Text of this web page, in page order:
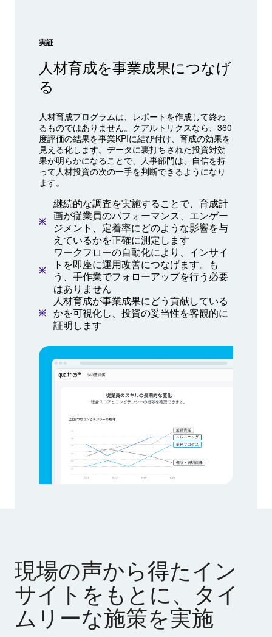
実証
人材育成を事業成果につなげ
る
人材育成プログラムは、レポートを作成して終わ
るものではありません。クアルトリクスなら、360
度評価の結果を事業KPIに結び付け、育成の効果を
見える化します。データに裏打ちされた投資対効
果が明らかになることで、人事部門は、自信を持
って人材投資の次の一手を判断できるようになり
ます。
継続的な調査を実施することで、育成計
画が従業員のパフォーマンス、エンゲー
ジメント、定着率にどのような影響を与
えているかを正確に測定します
ワークフローの自動化により、インサイ
トを即座に運用改善につなげます。も
う、手作業でフォローアップを行う必要
はありません
人材育成が事業成果にどう貢献している
かを可視化し、投資の妥当性を客観的に
証明します
現場の声から得たイン
サイトをもとに、タイ
ムリーな施策を実施